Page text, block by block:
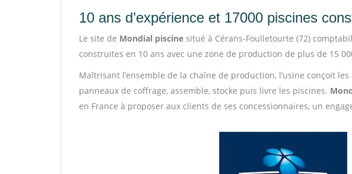
10 ans d’expérience et 17000 piscines
Le site de Mondial piscine situé à Cérans-Foulletourte (72)
construites en 10 ans avec une zone de production de plus de 15
Maîtrisant l’ensemble de la chaîne de production, l’usine conçoit
panneaux de coffrage, assemble, stocke puis livre les piscines.
en France à proposer aux clients de ses concessionnaires, un